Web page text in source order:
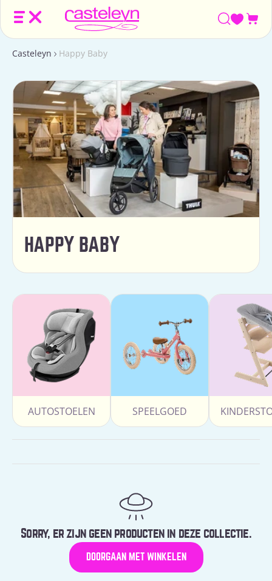
Casteleyn Happy Baby
HAPPY BABY
AUTOSTOELEN SPEELGOED
Sorry, er zijn geen producten in deze collectie.
DOORGAAN MET WINKELEN